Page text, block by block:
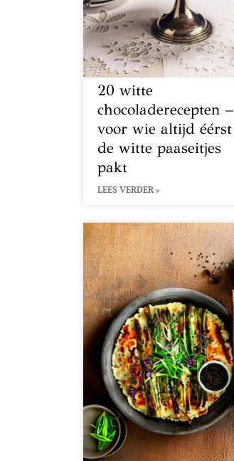
20 witte
chocoladerecepten –
voor wie altijd éérst
de witte paaseitjes
pakt
LEES VERDER »